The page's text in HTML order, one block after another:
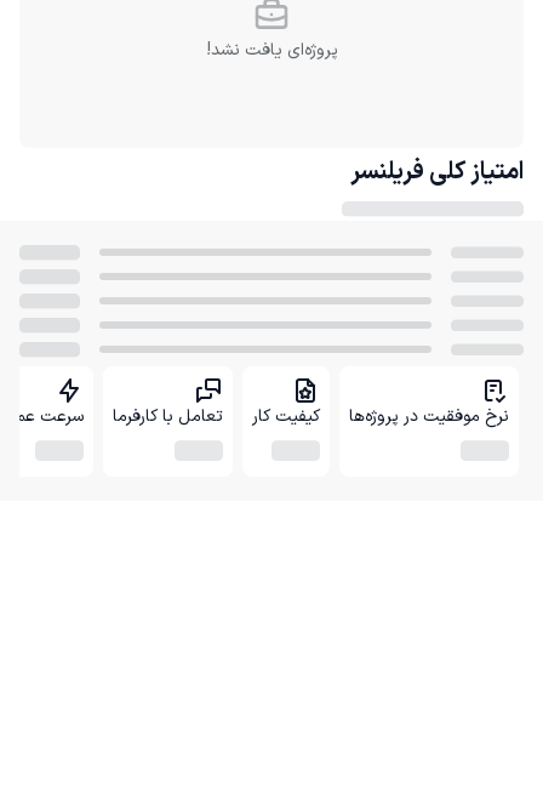
پروژه‌ای یافت نشد!
امتیاز کلی فریلنسر
نرخ موفقیت در پروژه‌ها کیفیت کار تعامل با کارفرما سرعت عمل